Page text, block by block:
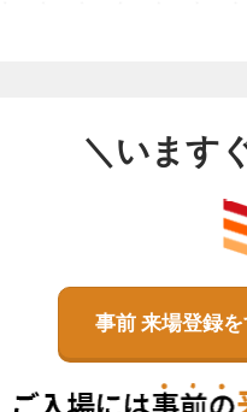
＼います
事前 来場登録